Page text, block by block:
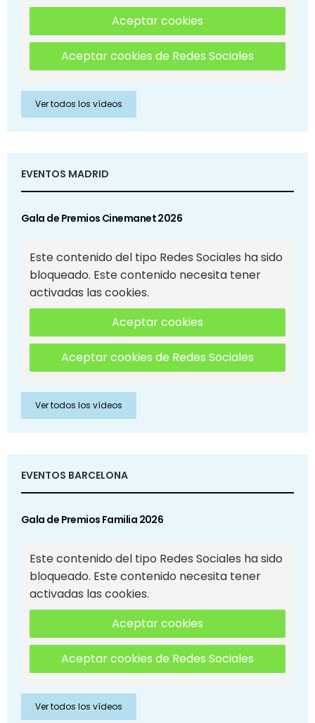
Aceptar cookies
Aceptar cookies de Redes Sociales
Ver todos los vídeos
EVENTOS MADRID
Gala de Premios Cinemanet 2026
Este contenido del tipo Redes Sociales ha sido
bloqueado. Este contenido necesita tener
activadas las cookies.
Aceptar cookies
Aceptar cookies de Redes Sociales
Ver todos los vídeos
EVENTOS BARCELONA
Gala de Premios Familia 2026
Este contenido del tipo Redes Sociales ha sido
bloqueado. Este contenido necesita tener
activadas las cookies.
Aceptar cookies
Aceptar cookies de Redes Sociales
Ver todos los vídeos